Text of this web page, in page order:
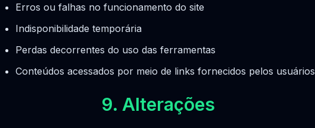
Erros ou falhas no funcionamento do site
Indisponibilidade temporária
Perdas decorrentes do uso das ferramentas
Conteúdos acessados por meio de links fornecidos pelos usuários
9. Alterações